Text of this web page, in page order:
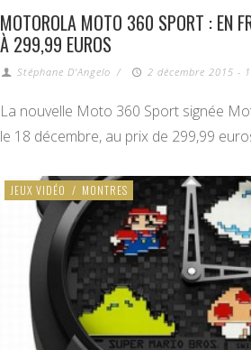
MOTOROLA MOTO 360 SPORT : EN
À 299,99 EUROS
Stéphane D'Angelo / 2 décembre 2015 -
La nouvelle Moto 360 Sport signée
le 18 décembre, au prix de 299,99
JEUX VIDÉO / MONTRES